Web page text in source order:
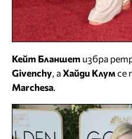
Кейт Бланшет избра
Givenchy, аХайди Клумсе
Marchesa.